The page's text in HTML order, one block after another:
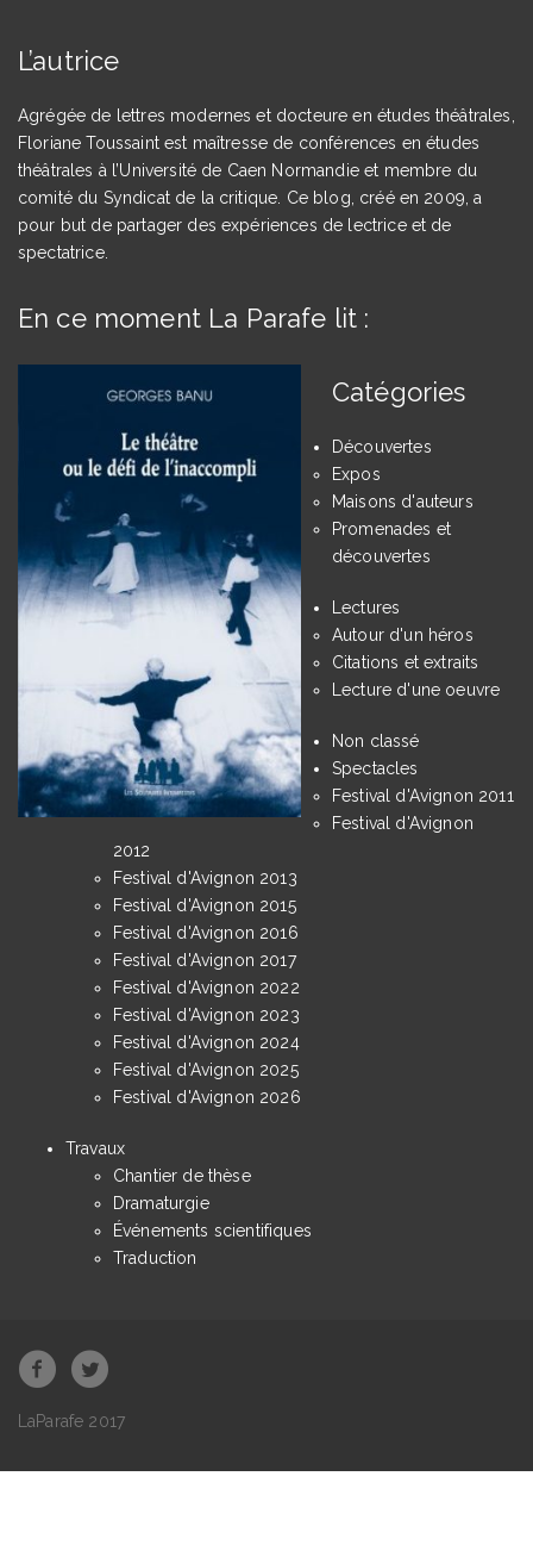
L’autrice
Agrégée de lettres modernes et docteure en études théâtrales,
Floriane Toussaint est maîtresse de conférences en études
théâtrales à l’Université de Caen Normandie et membre du
comité du Syndicat de la critique. Ce blog, créé en 2009, a
pour but de partager des expériences de lectrice et de
spectatrice.
En ce moment La Parafe lit :
Catégories
Découvertes
Expos
Maisons d'auteurs
Promenades et
découvertes
Lectures
Autour d'un héros
Citations et extraits
Lecture d'une oeuvre
Non classé
Spectacles
Festival d'Avignon 2011
Festival d'Avignon
2012
Festival d'Avignon 2013
Festival d'Avignon 2015
Festival d'Avignon 2016
Festival d'Avignon 2017
Festival d'Avignon 2022
Festival d'Avignon 2023
Festival d'Avignon 2024
Festival d'Avignon 2025
Festival d'Avignon 2026
Travaux
Chantier de thèse
Dramaturgie
Événements scientifiques
Traduction
LaParafe 2017